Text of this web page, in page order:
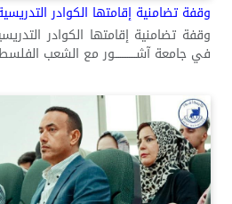
وقفة تضامنية إقامتها الكوادر
وقفة تضامنية إقامتها الكوادر
في جامعة آشــــــــــــور مع الشعب